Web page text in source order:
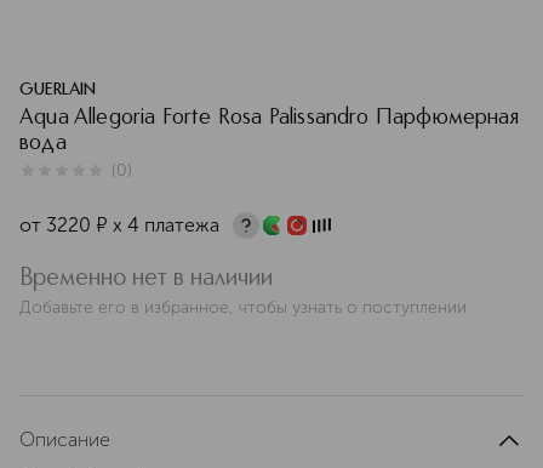
GUERLAIN
Aqua Allegoria Forte Rosa Palissandro Парфюмерная
вода
(0)
от 3220 ¤ х 4 платежа
Временно нет в наличии
Добавьте его в избранное, чтобы узнать о поступлении
Описание